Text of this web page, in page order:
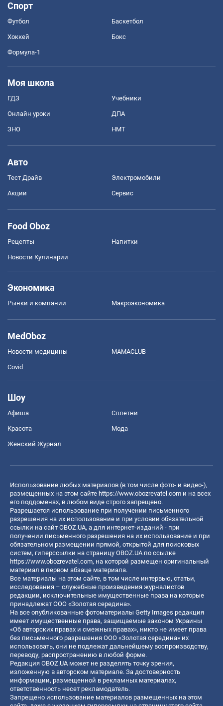
Спорт
Футбол Баскетбол
Хоккей Бокс
Формула-1
Моя школа
ГДЗ Учебники
Онлайн уроки ДПА
ЗНО НМТ
Авто
Тест Драйв Электромобили
Акции Сервис
Food Oboz
Рецепты Напитки
Новости Кулинарии
Экономика
Рынки и компании Mакроэкономика
MedOboz
Новости медицины MAMACLUB
Covid
Шоу
Афиша Сплетни
Красота Мода
Женский Журнал
Использование любых материалов (в том числе фото- и видео-),
размещенных на этом сайте https://www.obozrevatel.com и на всех
его поддоменах, в любом виде строго запрещено.
Разрешается использование при получении письменного
разрешения на их использование и при условии обязательной
ссылки на сайт OBOZ.UA, а для интернет-изданий - при
получении письменного разрешения на их использование и при
обязательном размещении прямой, открытой для поисковых
систем, гиперссылки на страницу OBOZ.UA по ссылке
https://www.obozrevatel.com, на которой размещен оригинальный
материал в первом абзаце материала.
Все материалы на этом сайте, в том числе интервью, статьи,
исследования – служебные произведения журналистов
редакции, исключительные имущественные права на которые
принадлежат ООО «Золотая середина».
На все опубликованные фотоматериалы Getty Images редакция
имеет имущественные права, защищаемые законом Украины
«Об авторских правах и смежных правах», никто не имеет права
без письменного разрешения ООО «Золотая середина» их
использовать, они не подлежат дальнейшему воспроизводству,
переводу, распространению в любой форме.
Редакция OBOZ.UA может не разделять точку зрения,
изложенную в авторском материале. За достоверность
информации, размещенной в рекламных материалах,
ответственность несет рекламодатель.
Запрещено использование материалов размещенных на этом